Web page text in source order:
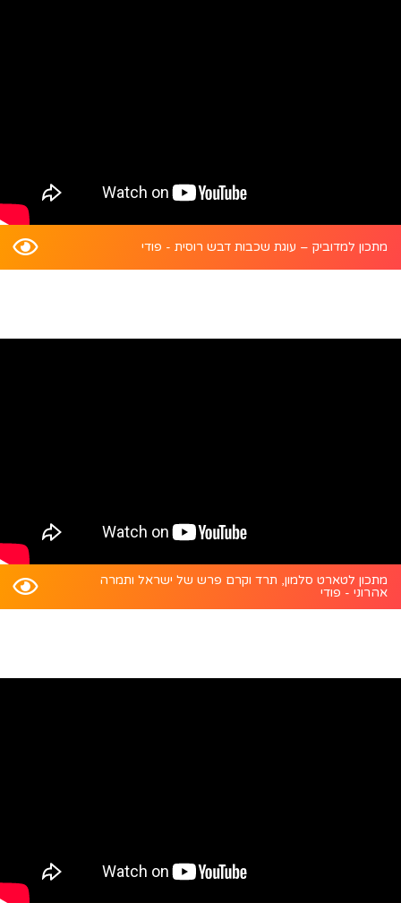
מתכון למדוביק – עוגת שכבות דבש רוסית - פודי
מתכון לטארט סלמון, תרד וקרם פרש של ישראל ותמרה
אהרוני - פודי